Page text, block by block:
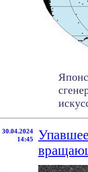
30.04.2024
14:45